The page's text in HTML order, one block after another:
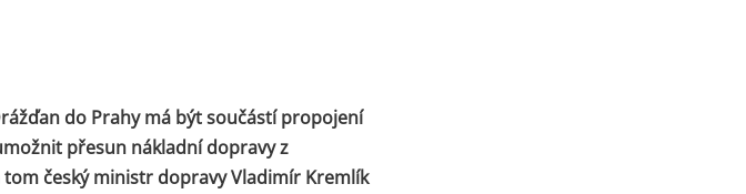
do Prahy má být součástí propojení
přesun nákladní dopravy z
český ministr dopravy Vladimír Kremlík